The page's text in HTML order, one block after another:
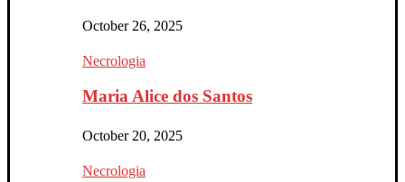
October 26, 2025
Necrologia
Maria Alice dos Santos
October 20, 2025
Necrologia